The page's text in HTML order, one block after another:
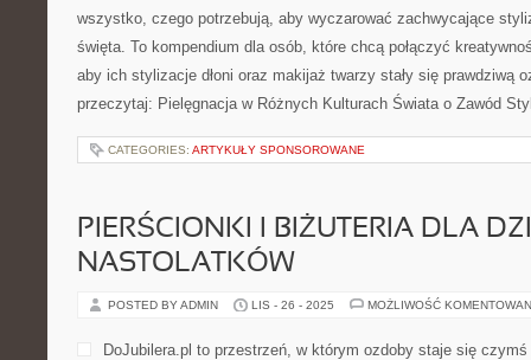
wszystko, czego potrzebują, aby wyczarować zachwycające
święta. To kompendium dla osób, które chcą połączyć
aby ich stylizacje dłoni oraz makijaż twarzy stały się prawdziwą
przeczytaj: Pielęgnacja w Różnych Kulturach Świata o Zawód
CATEGORIES: ARTYKUŁY SPONSOROWANE
PIERŚCIONKI I BIŻUTERIA DLA
NASTOLATKÓW
POSTED BY ADMIN LIS - 26 - 2025 MOŻLIWOŚĆ
DoJubilera.pl to przestrzeń, w którym ozdoby staje się